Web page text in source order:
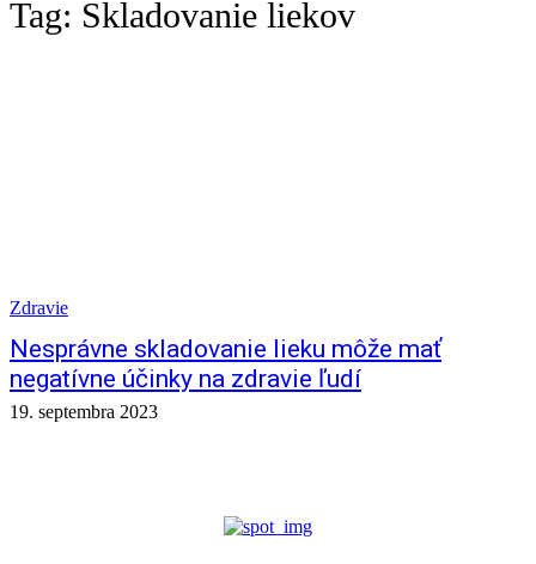
Tag: Skladovanie liekov
Zdravie
Nesprávne skladovanie lieku môže mať
negatívne účinky na zdravie ľudí
19. septembra 2023